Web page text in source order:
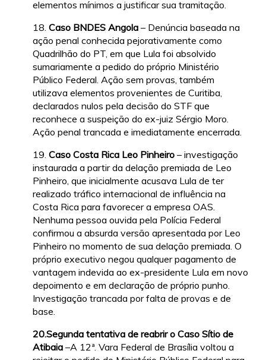
elementos mínimos a justificar sua tramitação.
18. Caso BNDES Angola – Denúncia baseada na
ação penal conhecida pejorativamente como
Quadrilhão do PT, em que Lula foi absolvido
sumariamente a pedido do próprio Ministério
Público Federal. Ação sem provas, também
utilizava elementos provenientes de Curitiba,
declarados nulos pela decisão do STF que
reconhece a suspeição do ex-juiz Sérgio Moro.
Ação penal trancada e imediatamente encerrada.
19. Caso Costa Rica Leo Pinheiro – investigação
instaurada a partir da delação premiada de Leo
Pinheiro, que inicialmente acusava Lula de ter
realizado tráfico internacional de influência na
Costa Rica para favorecer a empresa OAS.
Nenhuma pessoa ouvida pela Polícia Federal
confirmou a absurda versão apresentada por Leo
Pinheiro no momento de sua delação premiada. O
próprio executivo negou qualquer pagamento de
vantagem indevida ao ex-presidente Lula em novo
depoimento e em declaração de próprio punho.
Investigação trancada por falta de provas e de
base.
20.Segunda tentativa de reabrir o Caso Sítio de
Atibaia –A 12ª. Vara Federal de Brasília voltou a